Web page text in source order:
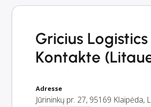
Gricius Logistics
Kontakte
Adresse
Jūrininkų pr. 27, 95169 Klaipėda,